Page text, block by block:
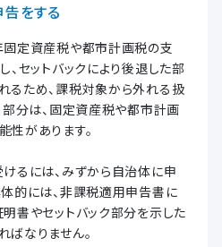
をする
固定資産税や都市計画税の支
、セットバックにより後退した部
るため、課税対象から外れる扱
部分は、固定資産税や都市計画
があります。
るには、みずから自治体に申
的には、非課税適用申告書に
書やセットバック部分を示した
なりません。